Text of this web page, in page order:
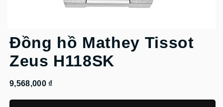
Đồng hồ Mathey Tissot
Zeus H118SK
9,568,000 ₫